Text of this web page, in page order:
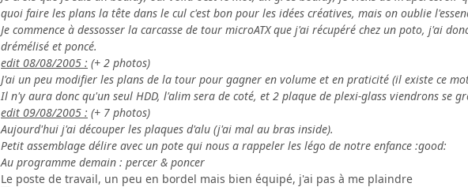
quoi faire les plans la tête dans le cul c'est bon pour les idées créatives, mais on oublie
Je commence à dessosser la carcasse de tour microATX que j'ai récupéré chez un poto, j'ai
drémélisé et poncé.
edit 08/08/2005 : (+ 2 photos)
J'ai un peu modifier les plans de la tour pour gagner en volume et en praticité (il existe ce
Il n'y aura donc qu'un seul HDD, l'alim sera de coté, et 2 plaque de plexi-glass viendrons se
edit 09/08/2005 : (+ 7 photos)
Aujourd'hui j'ai découper les plaques d'alu (j'ai mal au bras inside).
Petit assemblage délire avec un pote qui nous a rappeler les légo de notre enfance :good:
Au programme demain : percer & poncer
Le poste de travail, un peu en bordel mais bien équipé, j'ai pas à me plaindre